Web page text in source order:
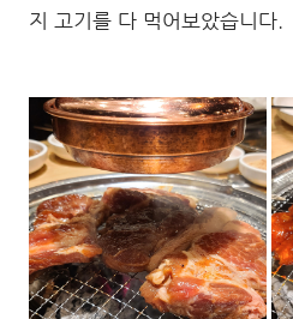
지 고기를 다 먹어보았습니다.